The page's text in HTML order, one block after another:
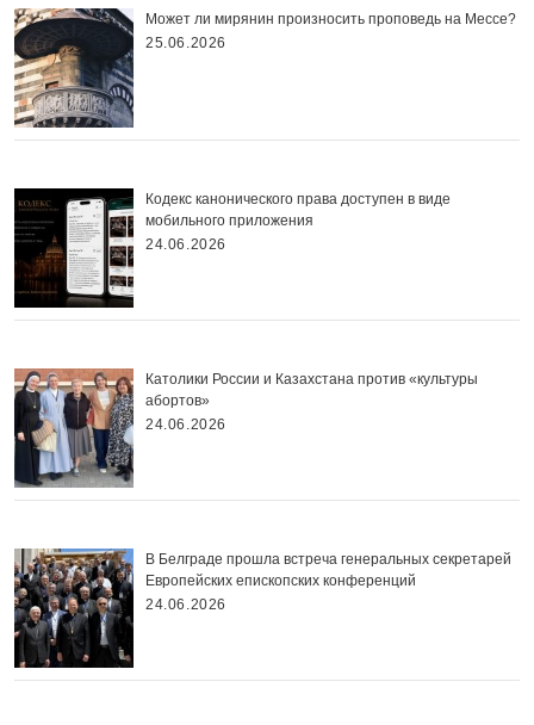
Может ли мирянин произносить проповедь на Мессе?
25.06.2026
Кодекс канонического права доступен в виде
мобильного приложения
24.06.2026
Католики России и Казахстана против «культуры
абортов»
24.06.2026
В Белграде прошла встреча генеральных секретарей
Европейских епископских конференций
24.06.2026